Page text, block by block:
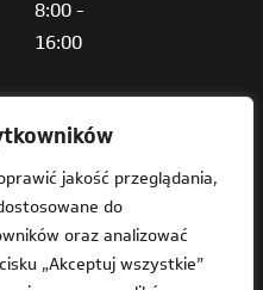
jakość przeglądania,
do
oraz analizować
„Akceptuj wszystkie”
8:00 -
16:00